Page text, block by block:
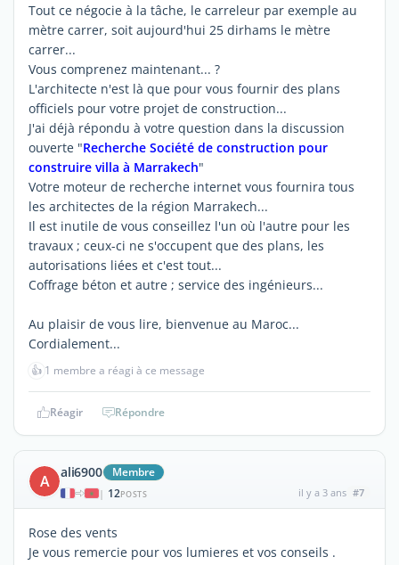
Tout ce négocie à la tâche, le carreleur par exemple au
mètre carrer, soit aujourd'hui 25 dirhams le mètre
carrer...
Vous comprenez maintenant... ?
L'architecte n'est là que pour vous fournir des plans
officiels pour votre projet de construction...
J'ai déjà répondu à votre question dans la discussion
ouverte "Recherche Société de construction pour
construire villa à Marrakech"
Votre moteur de recherche internet vous fournira tous
les architectes de la région Marrakech...
Il est inutile de vous conseillez l'un où l'autre pour les
travaux ; ceux-ci ne s'occupent que des plans, les
autorisations liées et c'est tout...
Coffrage béton et autre ; service des ingénieurs...
Au plaisir de vous lire, bienvenue au Maroc...
Cordialement...
👍 1 membre a réagi à ce message
Réagir Répondre
A ali6900 Membre
| 12POSTS il y a 3 ans #7
Rose des vents
Je vous remercie pour vos lumieres et vos conseils .